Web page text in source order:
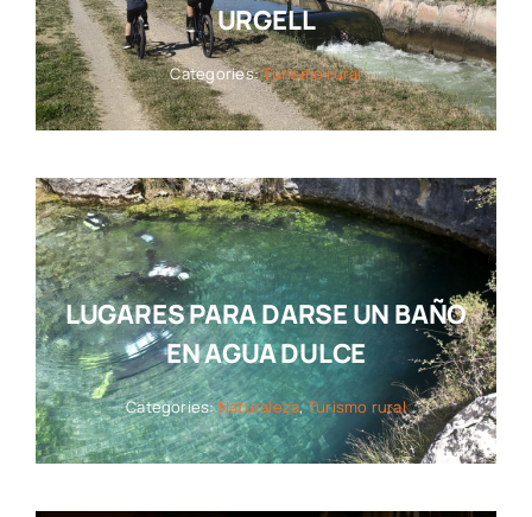
URGELL
Categories:Turismo rural
LUGARES PARA DARSE UN BAÑO
EN AGUA DULCE
Categories:Naturaleza,Turismo rural